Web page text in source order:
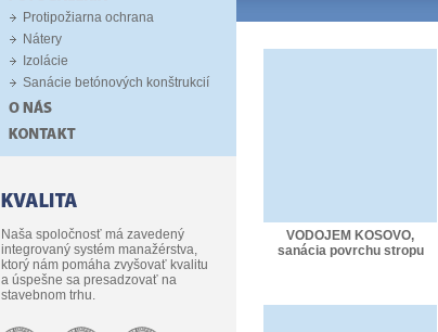
Protipožiarna ochrana
Nátery
Izolácie
Sanácie betónových konštrukcií
Naša spoločnosť má zavedený
integrovaný systém manažérstva,
ktorý nám pomáha zvyšovať kvalitu
a úspešne sa presadzovať na
stavebnom trhu.
VODOJEM KOSOVO,
sanácia povrchu stropu